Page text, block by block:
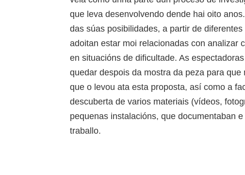
que leva desenvolvendo dende hai oito
das súas posibilidades, a partir de
adoitan estar moi relacionadas con analizar
en situacións de dificultade. As
quedar despois da mostra da peza para
que o levou ata esta proposta, así como a
descuberta de varios materiais (vídeos,
pequenas instalacións, que documentaban
traballo.